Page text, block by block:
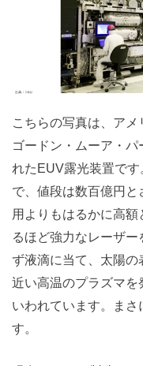
こちらの写真は、ア
ゴードン・ムーア・
れたEUV露光装置で
で、値段は数百億円
用よりもはるかに高
るほど強力なレーザ
ず液滴に当て、太陽
近い高温のプラズマを
いわれています。まさ
す。